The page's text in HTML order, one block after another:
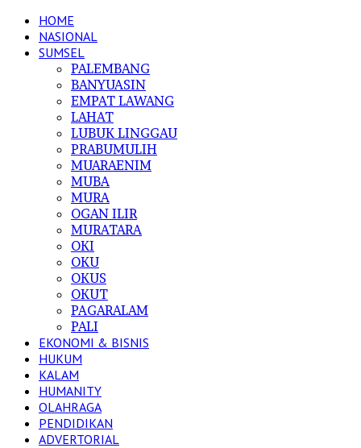
HOME
NASIONAL
SUMSEL
PALEMBANG
BANYUASIN
EMPAT LAWANG
LAHAT
LUBUK LINGGAU
PRABUMULIH
MUARAENIM
MUBA
MURA
OGAN ILIR
MURATARA
OKI
OKU
OKUS
OKUT
PAGARALAM
PALI
EKONOMI & BISNIS
HUKUM
KALAM
HUMANITY
OLAHRAGA
PENDIDIKAN
ADVERTORIAL